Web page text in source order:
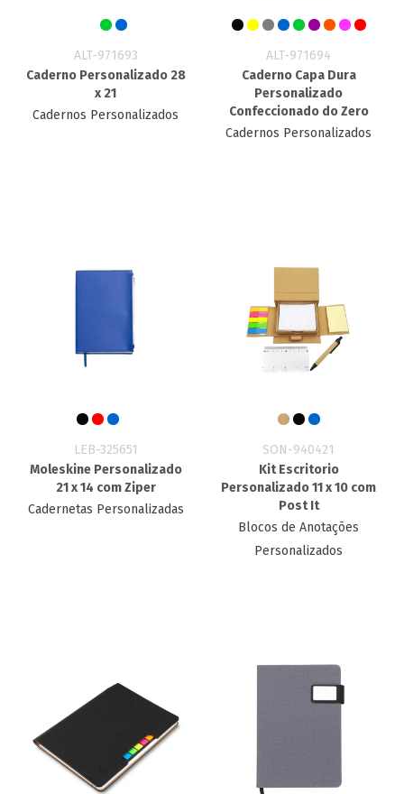
ALT-971693
Caderno Personalizado 28
x 21
Cadernos Personalizados
ALT-971694
Caderno Capa Dura
Personalizado
Confeccionado do Zero
Cadernos Personalizados
LEB-325651
Moleskine Personalizado
21 x 14 com Ziper
Cadernetas Personalizadas
SON-940421
Kit Escritorio
Personalizado​ 11 x 10 com
Post It
Blocos de Anotações
Personalizados